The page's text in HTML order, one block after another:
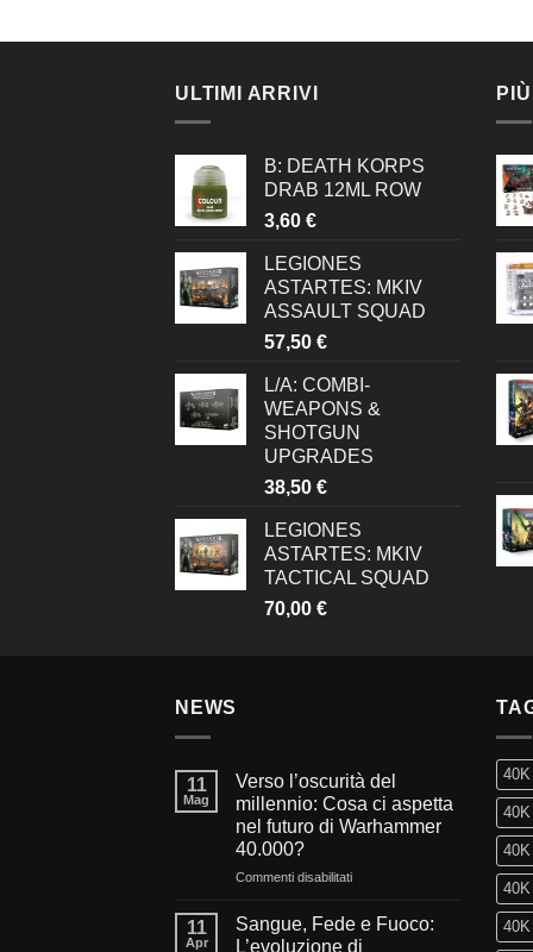
ULTIMI ARRIVI
B: DEATH KORPS
DRAB 12ML ROW
3,60 €
LEGIONES
ASTARTES: MKIV
ASSAULT SQUAD
57,50 €
L/A: COMBI-
WEAPONS &
SHOTGUN
UPGRADES
38,50 €
LEGIONES
ASTARTES: MKIV
TACTICAL SQUAD
70,00 €
NEWS
11
Mag
Verso l’oscurità del
millennio: Cosa ci aspetta
nel futuro di Warhammer
40.000?
Commenti disabilitatisu
l’oscurità
del
11
Apr
Sangue, Fede e Fuoco:
L’evoluzione di